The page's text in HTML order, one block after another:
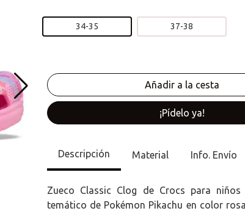
34-35 37-38
¡Pídelo ya!
Descripción Material Info. Envío
Zueco Classic Clog de Crocs para
temático de Pokémon Pikachu en color